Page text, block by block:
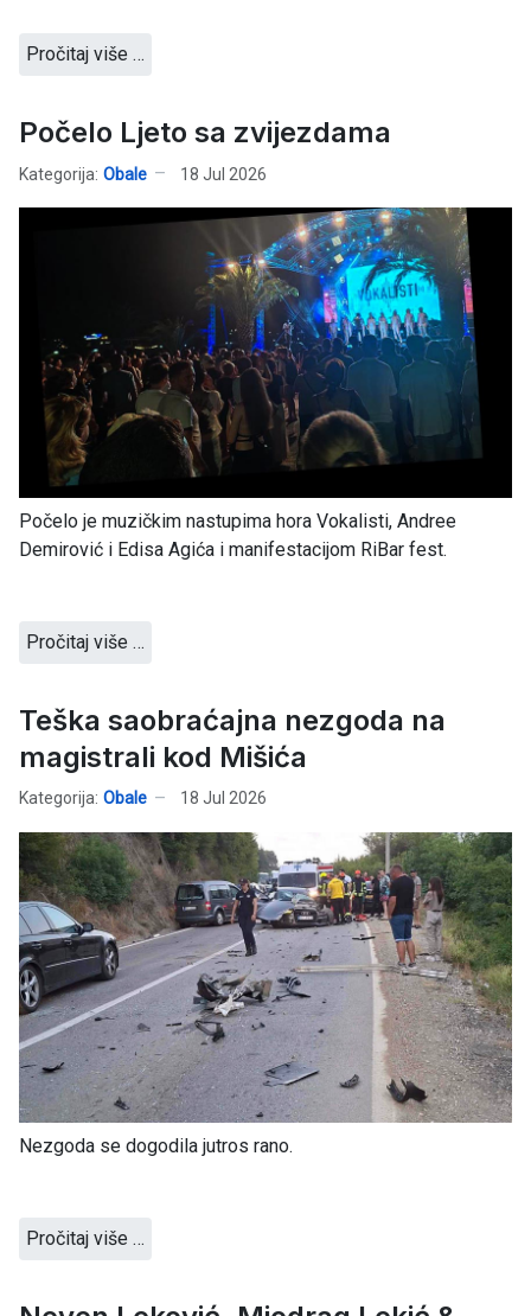
Pročitaj više …
Počelo Ljeto sa zvijezdama
Kategorija: Obale 18 Jul 2026
Počelo je muzičkim nastupima hora Vokalisti, Andree
Demirović i Edisa Agića i manifestacijom RiBar fest.
Pročitaj više …
Teška saobraćajna nezgoda na
magistrali kod Mišića
Kategorija: Obale 18 Jul 2026
Nezgoda se dogodila jutros rano.
Pročitaj više …